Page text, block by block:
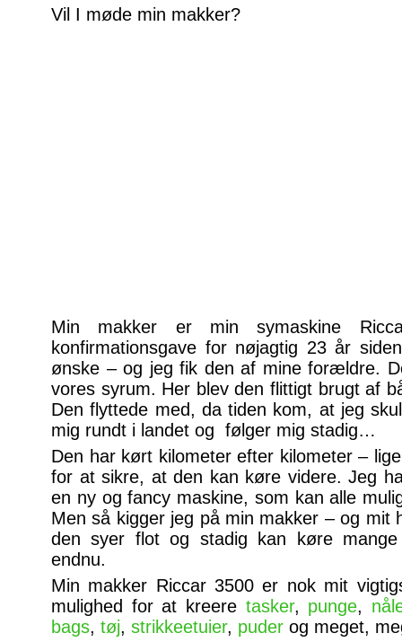
Vil I møde min makker?
Min makker er min symaskine
konfirmationsgave for nøjagtig 23 år
ønske – og jeg fik den af mine forældre.
vores syrum. Her blev den flittigt brugt af
Den flyttede med, da tiden kom, at jeg
mig rundt i landet og følger mig stadig…
Den har kørt kilometer efter kilometer –
for at sikre, at den kan køre videre. Jeg
en ny og fancy maskine, som kan alle
Men så kigger jeg på min makker – og mit
den syer flot og stadig kan køre
endnu.
Min makker Riccar 3500 er nok mit
mulighed for at kreere tasker, punge,
bags, tøj, strikkeetuier, puder og meget,